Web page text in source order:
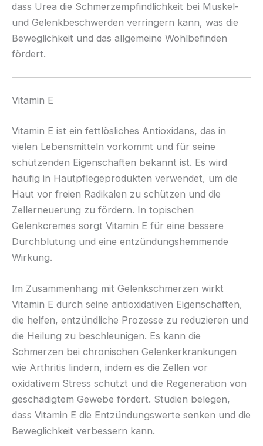
dass Urea die Schmerzempfindlichkeit bei Muskel-
und Gelenkbeschwerden verringern kann, was die
Beweglichkeit und das allgemeine Wohlbefinden
fördert.
Vitamin E
Vitamin E ist ein fettlösliches Antioxidans, das in
vielen Lebensmitteln vorkommt und für seine
schützenden Eigenschaften bekannt ist. Es wird
häufig in Hautpflegeprodukten verwendet, um die
Haut vor freien Radikalen zu schützen und die
Zellerneuerung zu fördern. In topischen
Gelenkcremes sorgt Vitamin E für eine bessere
Durchblutung und eine entzündungshemmende
Wirkung.
Im Zusammenhang mit Gelenkschmerzen wirkt
Vitamin E durch seine antioxidativen Eigenschaften,
die helfen, entzündliche Prozesse zu reduzieren und
die Heilung zu beschleunigen. Es kann die
Schmerzen bei chronischen Gelenkerkrankungen
wie Arthritis lindern, indem es die Zellen vor
oxidativem Stress schützt und die Regeneration von
geschädigtem Gewebe fördert. Studien belegen,
dass Vitamin E die Entzündungswerte senken und die
Beweglichkeit verbessern kann.